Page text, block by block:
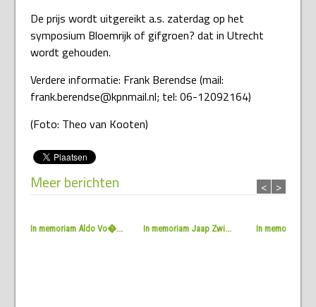
De prijs wordt uitgereikt a.s. zaterdag op het
symposium Bloemrijk of gifgroen? dat in Utrecht
wordt gehouden.
Verdere informatie: Frank Berendse (mail:
frank.berendse@kpnmail.nl; tel: 06-12092164)
(Foto: Theo van Kooten)
Meer berichten
In memoriam Aldo Vo�... In memoriam Jaap Zwi... In memoriam
< >